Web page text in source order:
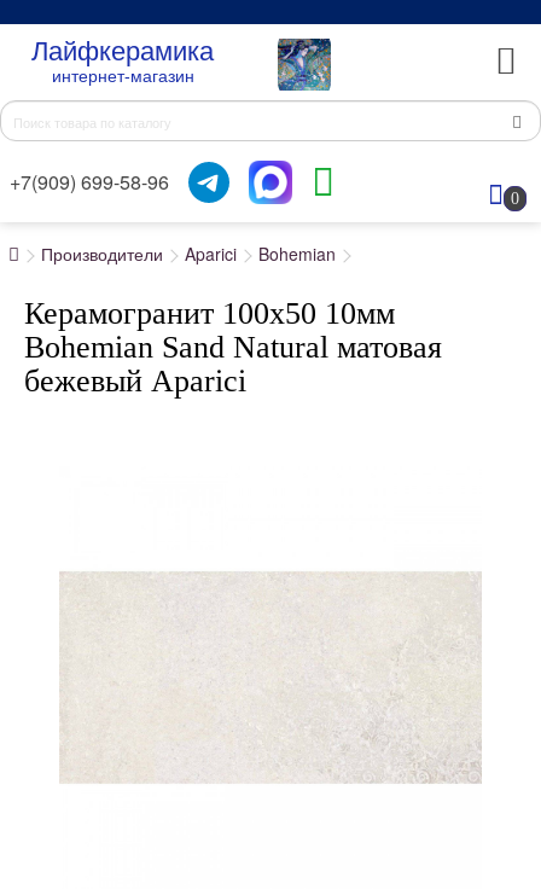
Лайфкерамика
интернет-магазин
+7(909) 699-58-96
0
Производители Aparici Bohemian
Керамогранит 100x50 10мм
Bohemian Sand Natural матовая
бежевый Aparici